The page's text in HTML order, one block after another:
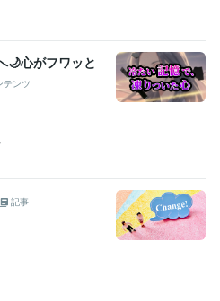
🌙心がフワッと
テンツ
記事